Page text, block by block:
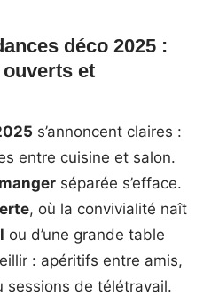
déco 2025 :
et
s’annoncent claires :
entre cuisine et salon.
séparée s’efface.
, où la convivialité naît
ou d’une grande table
: apéritifs entre amis,
sessions de télétravail.